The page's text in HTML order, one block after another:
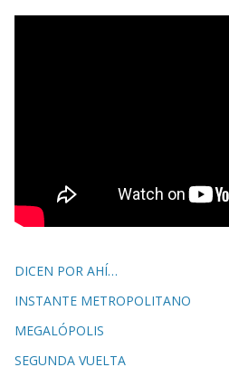
DICEN POR AHÍ…
INSTANTE METROPOLITANO
MEGALÓPOLIS
SEGUNDA VUELTA